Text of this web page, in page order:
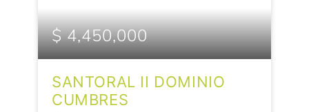
$ 4,450,000
SANTORAL II DOMINIO
CUMBRES